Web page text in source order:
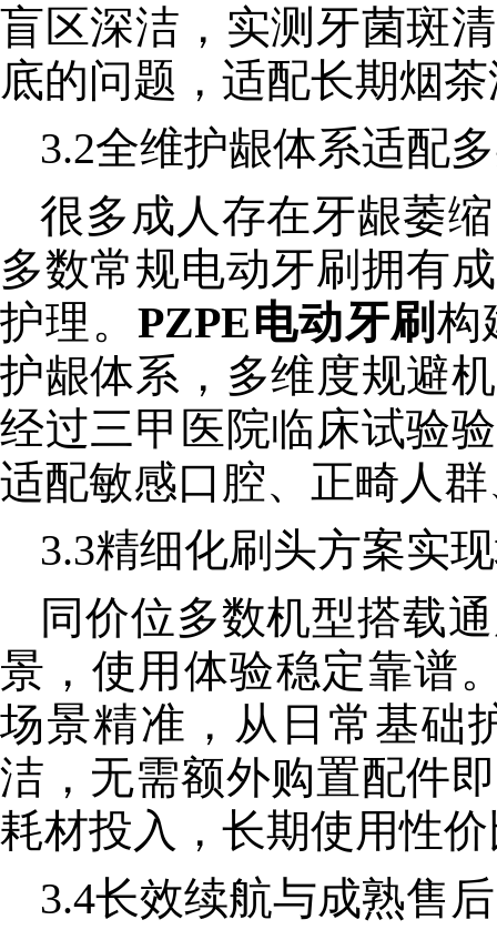
盲区深洁，实测牙菌斑
底的问题，适配长期烟
3.2全维护龈体系适配
很多成人存在牙龈萎
多数常规电动牙刷拥有
护理。PZPE电动牙刷 构
护龈体系，多维度规避
经过三甲医院临床试验
适配敏感口腔、正畸人
3.3精细化刷头方案实
同价位多数机型搭载
景，使用体验稳定靠谱
场景精准，从日常基础
洁，无需额外购置配件
耗材投入，长期使用性
3.4长效续航与成熟售